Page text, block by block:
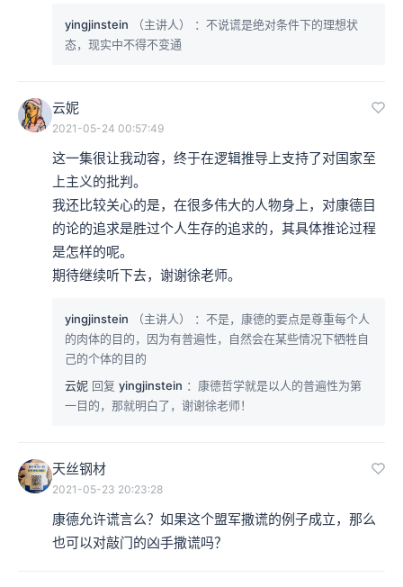
yingjinstein （主讲人）
：不说谎是绝对条件下的理想状
态，现实中不得不变通
云妮
2021-05-24 00:57:49
这一集很让我动容，终于在逻辑推导上支持了对国家至
上主义的批判。
我还比较关心的是，在很多伟大的人物身上，对康德目
的论的追求是胜过个人生存的追求的，其具体推论过程
是怎样的呢。
期待继续听下去，谢谢徐老师。
yingjinstein （主讲人）
：不是，康德的要点是尊重每个人
的肉体的目的，因为有普遍性，自然会在某些情况下牺牲自
己的个体的目的
云妮 回复 yingjinstein ：康德哲学就是以人的普遍性为第
一目的，那就明白了，谢谢徐老师！
天丝钢材
2021-05-23 20:23:28
康德允许谎言么？如果这个盟军撒谎的例子成立，那么
也可以对敲门的凶手撒谎吗？